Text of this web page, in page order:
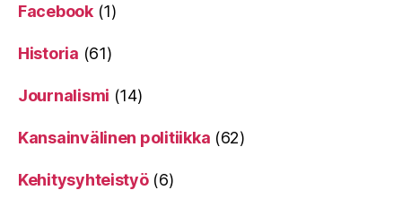
Facebook(1)
Historia (61)
Journalismi (14)
Kansainvälinen politiikka (62)
Kehitysyhteistyö(6)